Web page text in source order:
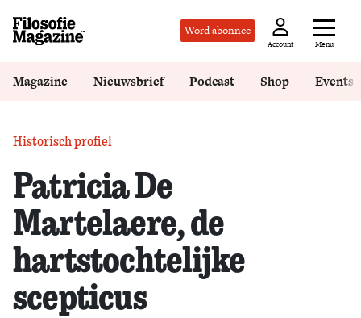
Word abonnee
Account Menu
Magazine Nieuwsbrief Podcast Shop Events
Historisch profiel
Patricia De
Martelaere, de
hartstochtelijke
scepticus